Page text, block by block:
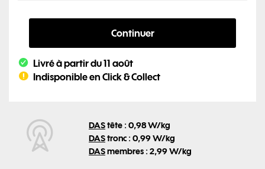
Continuer
Livré à partir du 11 août
Indisponible en Click & Collect
DAStête : 0,98 W/kg
DAStronc : 0,99 W/kg
DASmembres : 2,99 W/kg